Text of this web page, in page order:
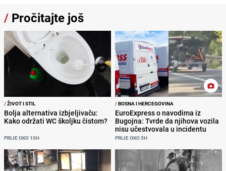
/ Pročitajte još
/ŽIVOT I STIL
Bolja alternativa izbjeljivaču:
Kako održati WC školjku čistom?
PRIJE OKO 10H
/BOSNA I HERCEGOVINA
EuroExpress o navodima iz
Bugojna: Tvrde da njihova vozila
nisu učestvovala u incidentu
PRIJE OKO 5H